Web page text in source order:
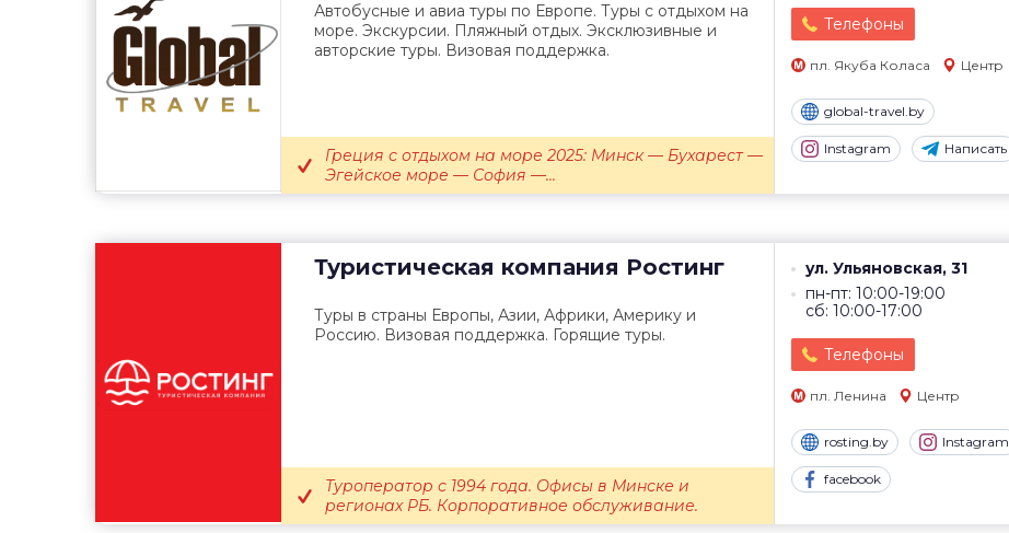
Телефоны
пл. Якуба Коласа Центр
global-travel.by
Instagram Написать
Автобусные и авиа туры по Европе. Туры с отдыхом на
море. Экскурсии. Пляжный отдых. Эксклюзивные и
авторские туры. Визовая поддержка.
Греция с отдыхом на море 2025: Минск — Бухарест —
Эгейское море — София —...
Туристическая компания Ростинг
ул. Ульяновская, 31
пн-пт: 10:00-19:00
сб: 10:00-17:00
Телефоны
пл. Ленина Центр
rosting.by Instagram
facebook
Туры в страны Европы, Азии, Африки, Америку и
Россию. Визовая поддержка. Горящие туры.
Туроператор с 1994 года. Офисы в Минске и
регионах РБ. Корпоративное обслуживание.